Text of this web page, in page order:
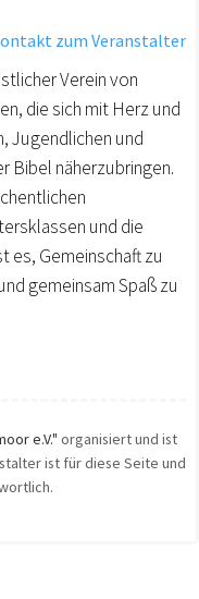
zum Veranstalter
Verein von
die sich mit Herz und
Jugendlichen und
Bibel näherzubringen.
und die
es, Gemeinschaft zu
gemeinsam Spaß zu
e.V." organisiert und ist
ist für diese Seite und